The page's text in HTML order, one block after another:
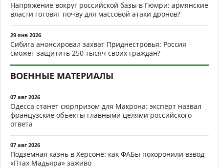
Напряжение вокруг российской базы в Гюмри: армянские
власти готовят почву для массовой атаки дронов?
29 янв 2026
Сибига анонсировал захват Приднестровья: Россия
сможет защитить 250 тысяч своих граждан?
ВОЕННЫЕ МАТЕРИАЛЫ
07 авг 2026
Одесса станет сюрпризом для Макрона: эксперт назвал
французские объекты главными целями российского
ответа
07 авг 2026
Подземная казнь в Херсоне: как ФАБы похоронили взвод
«Птах Мадьяра» заживо